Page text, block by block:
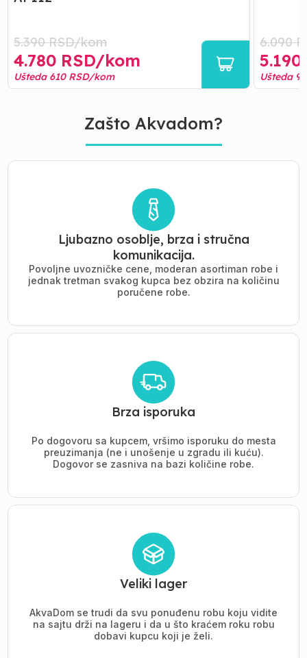
5.390RSD/kom
4.780 RSD/kom
Ušteda 610RSD/kom
6.090
5.190
Ušteda
Zašto Akvadom?
Ljubazno osoblje, brza i stručna
komunikacija.
Povoljne uvozničke cene, moderan asortiman robe i
jednak tretman svakog kupca bez obzira na količinu
poručene robe.
Brza isporuka
Po dogovoru sa kupcem, vršimo isporuku do mesta
preuzimanja (ne i unošenje u zgradu ili kuću).
Dogovor se zasniva na bazi količine robe.
Veliki lager
AkvaDom se trudi da svu ponuđenu robu koju vidite
na sajtu drži na lageru i da u što kraćem roku robu
dobavi kupcu koji je želi.